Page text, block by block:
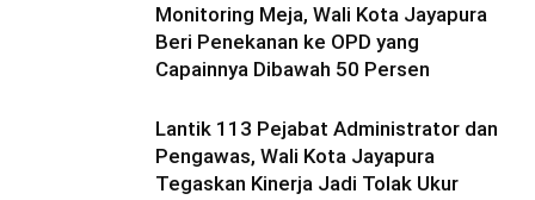
Monitoring Meja, Wali Kota Jayapura
Beri Penekanan ke OPD yang
Capainnya Dibawah 50 Persen
Lantik 113 Pejabat Administrator dan
Pengawas, Wali Kota Jayapura
Tegaskan Kinerja Jadi Tolak Ukur